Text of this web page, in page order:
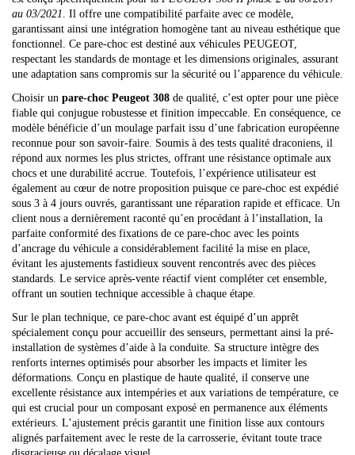
au 03/2021 . Il offre une compatibilité parfaite avec ce modèle,
garantissant ainsi une intégration homogène tant au niveau esthétique que
fonctionnel. Ce pare-choc est destiné aux véhicules PEUGEOT,
respectant les standards de montage et les dimensions originales, assurant
une adaptation sans compromis sur la sécurité ou l’apparence du véhicule.
Choisir un pare-choc Peugeot 308 de qualité, c’est opter pour une pièce
fiable qui conjugue robustesse et finition impeccable. En conséquence, ce
modèle bénéficie d’un moulage parfait issu d’une fabrication européenne
reconnue pour son savoir-faire. Soumis à des tests qualité draconiens, il
répond aux normes les plus strictes, offrant une résistance optimale aux
chocs et une durabilité accrue. Toutefois, l’expérience utilisateur est
également au cœur de notre proposition puisque ce pare-choc est expédié
sous 3 à 4 jours ouvrés, garantissant une réparation rapide et efficace. Un
client nous a dernièrement raconté qu’en procédant à l’installation, la
parfaite conformité des fixations de ce pare-choc avec les points
d’ancrage du véhicule a considérablement facilité la mise en place,
évitant les ajustements fastidieux souvent rencontrés avec des pièces
standards. Le service après-vente réactif vient compléter cet ensemble,
offrant un soutien technique accessible à chaque étape.
Sur le plan technique, ce pare-choc avant est équipé d’un apprêt
spécialement conçu pour accueillir des senseurs, permettant ainsi la pré-
installation de systèmes d’aide à la conduite. Sa structure intègre des
renforts internes optimisés pour absorber les impacts et limiter les
déformations. Conçu en plastique de haute qualité, il conserve une
excellente résistance aux intempéries et aux variations de température, ce
qui est crucial pour un composant exposé en permanence aux éléments
extérieurs. L’ajustement précis garantit une finition lisse aux contours
alignés parfaitement avec le reste de la carrosserie, évitant toute trace